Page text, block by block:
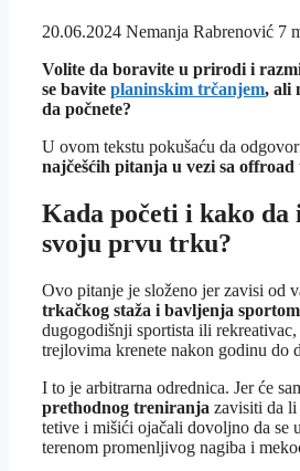
20.06.2024 Nemanja Rabrenović 7
Volite da boravite u prirodi i
se bavite planinskim trčanjem, ali
da počnete?
U ovom tekstu pokušaću da
najčešćih pitanja u vezi sa
Kada početi i kako da
svoju prvu trku?
Ovo pitanje je složeno jer zavisi od
trkačkog staža i bavljenja
dugogodišnji sportista ili rekreativac,
trejlovima krenete nakon godinu do
I to je arbitrarna odrednica. Jer će
prethodnog treniranja zavisiti da
tetive i mišići ojačali dovoljno da se
terenom promenljivog nagiba i